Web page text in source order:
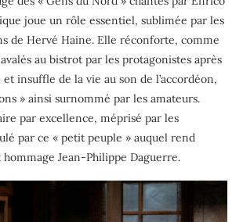
joue un rôle essentiel, sublimée par les
de Hervé Haine. Elle réconforte, comme
au bistrot par les protagonistes après
insuffle de la vie au son de l’accordéon,
» ainsi surnommé par les amateurs.
par excellence, méprisé par les
par ce « petit peuple » auquel rend
Jean-Philippe Daguerre.